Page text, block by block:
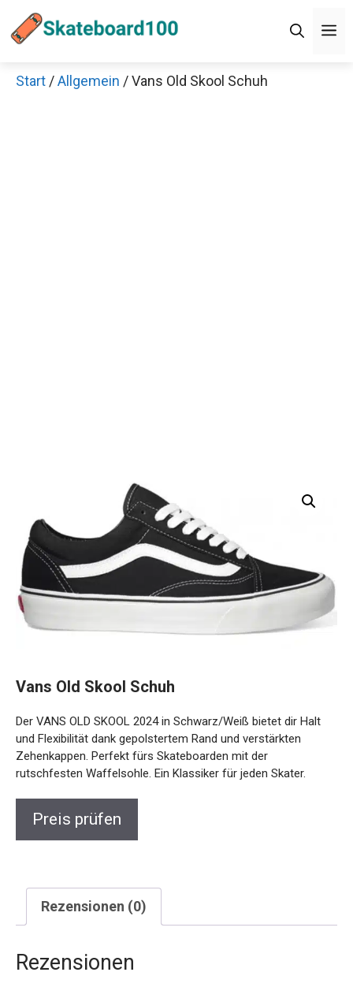
Inhalt
Start /Allgemein / Vans Old Skool Schuh
Vans Old Skool Schuh
Der VANS OLD SKOOL 2024 in Schwarz/Weiß bietet dir Halt
und Flexibilität dank gepolstertem Rand und verstärkten
Zehenkappen. Perfekt fürs Skateboarden mit der
rutschfesten Waffelsohle. Ein Klassiker für jeden Skater.
Preis prüfen
Rezensionen (0)
Rezensionen